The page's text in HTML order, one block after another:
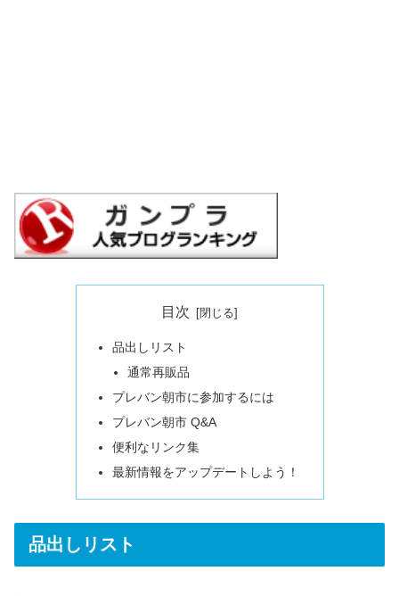
目次
品出しリスト
通常再販品
プレバン朝市に参加するには
プレバン朝市 Q&A
便利なリンク集
最新情報をアップデートしよう！
品出しリスト